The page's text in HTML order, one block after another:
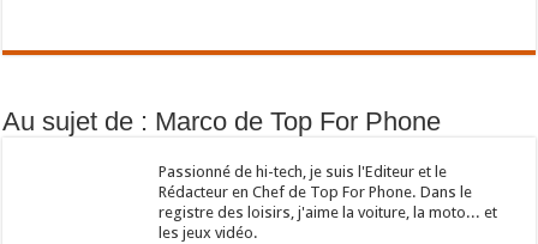
Au sujet de : Marco de Top For Phone
Passionné de hi-tech, je suis l'Editeur et le
Rédacteur en Chef de Top For Phone. Dans le
registre des loisirs, j'aime la voiture, la moto... et
les jeux vidéo.